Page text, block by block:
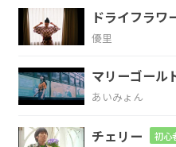
あなたの全てをわたし
刻み込んでいく
C F
ドライフラワ
優里
マリーゴール
あいみょん
チェリー 初心